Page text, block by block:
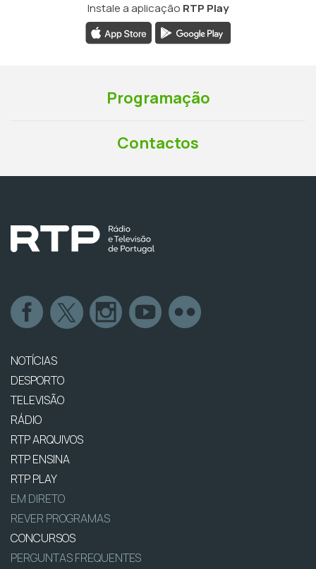
Instale a aplicação RTP Play
Programação
Contactos
NOTÍCIAS
DESPORTO
TELEVISÃO
RÁDIO
RTP ARQUIVOS
RTP ENSINA
RTP PLAY
EM DIRETO
REVER PROGRAMAS
CONCURSOS
PERGUNTAS FREQUENTES